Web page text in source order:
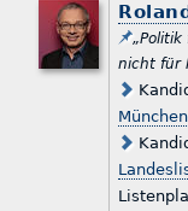
„Politik
nicht für